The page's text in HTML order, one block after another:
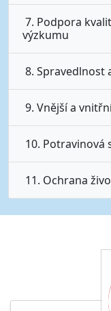
7. Podpora
výzkumu
8. Spravedlnost
9. Vnější a
10. Potravinová
11. Ochrana